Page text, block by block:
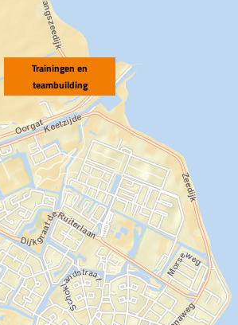
Trainingen en
teambuilding